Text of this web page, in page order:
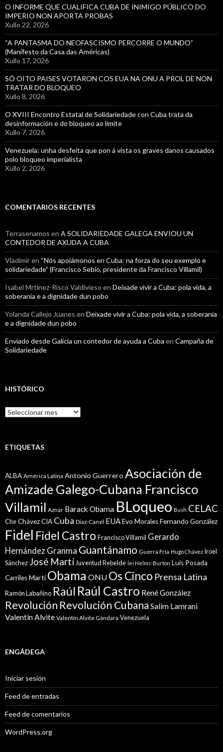
O INFORME QUE CUALIFICA CUBA DE INIMIGO PÚBLICO DO
IMPERIO NON APORTA PROBAS
Xullo 22, 2026
“A PANTASMA DO NEOFASCISMO PERCORRE O MUNDO”
(Manifesto da Casa das Américas)
Xullo 17, 2026
SÓ OITO PAISES VOTARON COS EUA NA ONU A PROL DE NON
TRATAR DO BLOQUEO
Xullo 8, 2026
O XVIII Encontro Estatal de Solidariedade con Cuba trata da
desinformación e do bloqueo ao límite
Xullo 7, 2026
Venezuela: unha desfeita que pon á vista os graves danos causados
polo bloqueo imperialista
Xullo 2, 2026
COMENTARIOS RECENTES
Terrasenamos en A SOLIDARIEDADE GALEGA ENVIOU UN
CONTEDOR DE AXUDA A CUBA
Vladimiren “Nós apoiámonos en Cuba: na forza do seu exemplo e
solidariedade” (Francisco Sebio, presidente da Francisco Villamil)
Isabel Mrtínez-Risco Valdivieso en Deixade vivir a Cuba: pola vida, a
soberanía e a dignidade dun pobo
Yolanda Callejo Juanes en Deixade vivir a Cuba: pola vida, a soberanía
e a dignidade dun pobo
Enviado desde Galicia un contedor de ayuda a Cuba en Campaña de
Solidariedade
HISTÓRICO
Histórico
ETIQUETAS
ALBA América Latina Antonio Guerrero Asociación de
Amizade Galego-Cubana Francisco
Villamil Aznar Barack Obama BLoqueo Bush CELAC
CheChávezCIA Cuba Diaz-Canel EUAEvo MoralesFernando González
Fidel Fidel Castro Francisco Villamil Gerardo
Hernández Granma Guantánamo Guerra Fría Hugo Chávez Iroel
Sánchez José Martí Juventud Rebelde lei Helms-Burton Luis Posada
CarrilesMartí Obama ONU Os Cinco Prensa Latina
Ramón Labañino Raúl Raúl Castro René González
Revolución Revolución Cubana Salim Lamrani
Valentin Alvite Valentín Alvite Gándara Venezuela
ENGÁDEGA
Iniciar sesión
Feed de entradas
Feed de comentarios
WordPress.org